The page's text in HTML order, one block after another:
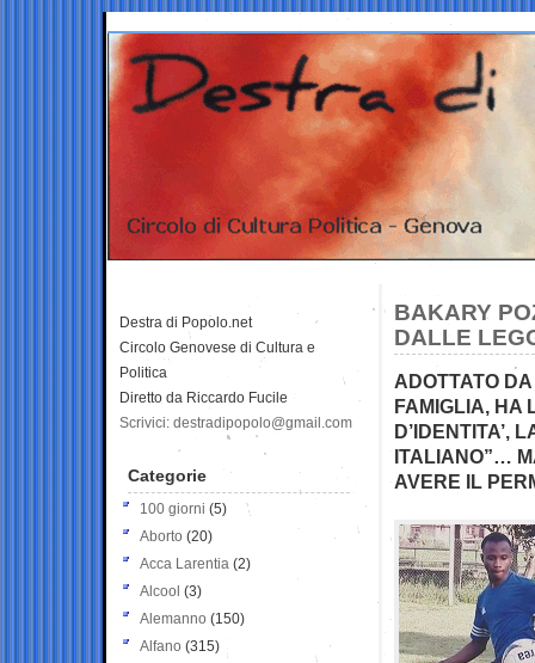
BAKARY
DALLE
ADOTTATO
FAMIGLIA, HA
D’IDENTITA’,
ITALIANO”…
AVERE IL
Destra di Popolo.net
Circolo Genovese di Cultura e
Politica
Diretto da Riccardo Fucile
Scrivici: destradipopolo@gmail.com
Categorie
100 giorni (5)
Aborto (20)
Acca Larentia (2)
Alcool (3)
Alemanno (150)
Alfano (315)